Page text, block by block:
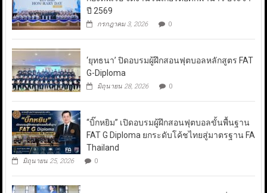
ปี 2569
กรกฎาคม 3, 2026 0
‘ยุทธนา’ ปิดอบรมผู้ฝึกสอนฟุตบอลหลักสูตร FAT
G-Diploma
มิถุนายน 28, 2026 0
“บิ๊กหยิม” เปิดอบรมผู้ฝึกสอนฟุตบอลขั้นพื้นฐาน
FAT G Diploma ยกระดับโค้ชไทยสู่มาตรฐาน FA
Thailand
มิถุนายน 25, 2026 0